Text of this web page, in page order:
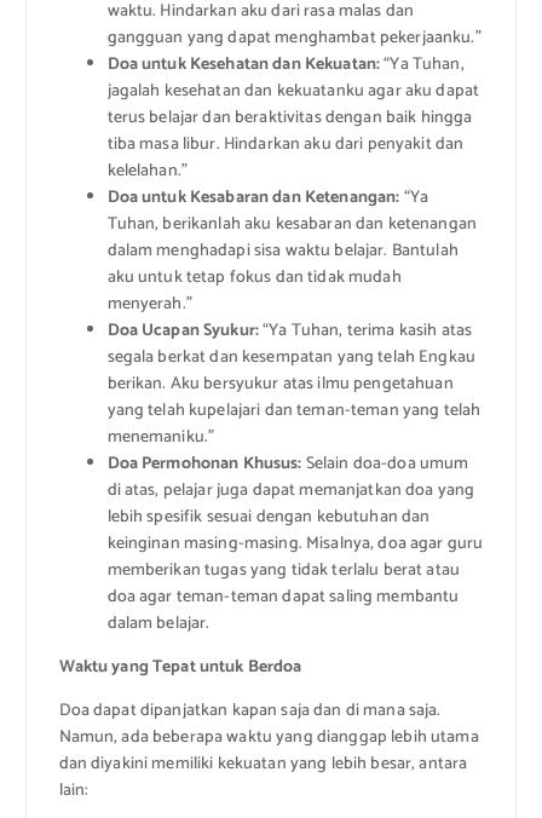
waktu. Hindarkan aku dari rasa malas dan
gangguan yang dapat menghambat pekerjaanku.”
Doa untuk Kesehatan dan Kekuatan:“Ya Tuhan,
jagalah kesehatan dan kekuatanku agar aku dapat
terus belajar dan beraktivitas dengan baik hingga
tiba masa libur. Hindarkan aku dari penyakit dan
kelelahan.”
Doa untuk Kesabaran dan Ketenangan:“Ya
Tuhan, berikanlah aku kesabaran dan ketenangan
dalam menghadapi sisa waktu belajar. Bantulah
aku untuk tetap fokus dan tidak mudah
menyerah.”
Doa Ucapan Syukur:“Ya Tuhan, terima kasih atas
segala berkat dan kesempatan yang telah Engkau
berikan. Aku bersyukur atas ilmu pengetahuan
yang telah kupelajari dan teman-teman yang telah
menemaniku.”
Doa Permohonan Khusus:Selain doa-doa umum
di atas, pelajar juga dapat memanjatkan doa yang
lebih spesifik sesuai dengan kebutuhan dan
keinginan masing-masing. Misalnya, doa agar guru
memberikan tugas yang tidak terlalu berat atau
doa agar teman-teman dapat saling membantu
dalam belajar.
Waktu yang Tepat untuk Berdoa
Doa dapat dipanjatkan kapan saja dan di mana saja.
Namun, ada beberapa waktu yang dianggap lebih utama
dan diyakini memiliki kekuatan yang lebih besar, antara
lain: